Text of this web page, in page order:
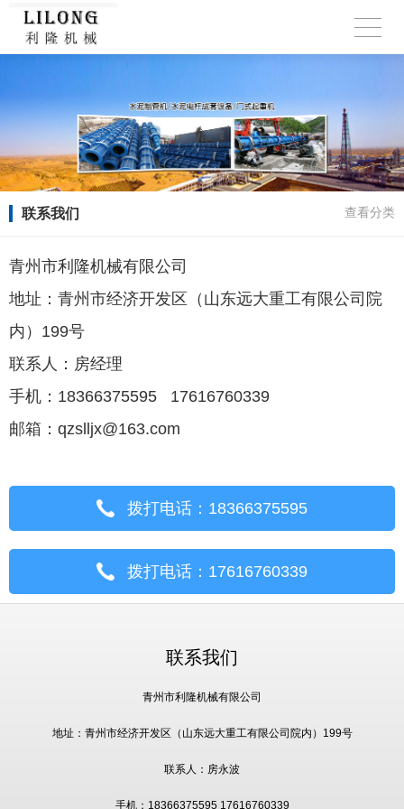
联系我们 查看分类
青州市利隆机械有限公司
地址：青州市经济开发区（山东远大重工有限公司院
内）199号
联系人：房经理
手机：18366375595 17616760339
邮箱： qzslljx@163.com
拨打电话：18366375595
拨打电话：17616760339
联系我们
青州市利隆机械有限公司
地址：青州市经济开发区（山东远大重工有限公司院内）199号
联系人：房永波
手机：18366375595 17616760339